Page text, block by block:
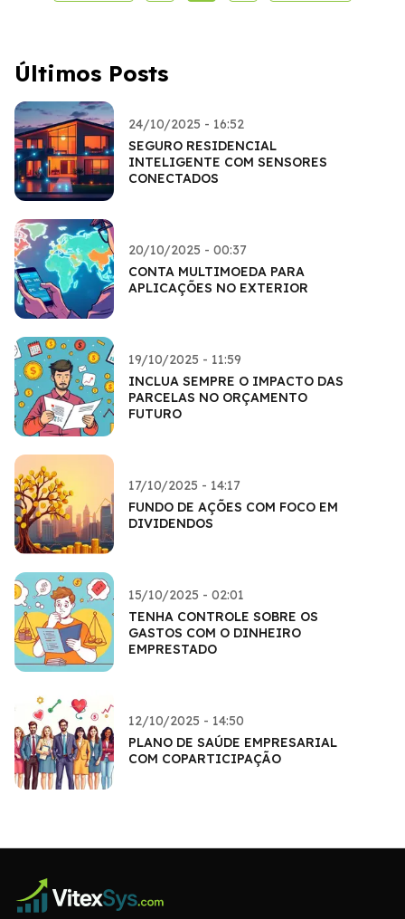
Últimos Posts
24/10/2025 - 16:52
SEGURO RESIDENCIAL
INTELIGENTE COM SENSORES
CONECTADOS
20/10/2025 - 00:37
CONTA MULTIMOEDA PARA
APLICAÇÕES NO EXTERIOR
19/10/2025 - 11:59
INCLUA SEMPRE O IMPACTO DAS
PARCELAS NO ORÇAMENTO
FUTURO
17/10/2025 - 14:17
FUNDO DE AÇÕES COM FOCO EM
DIVIDENDOS
15/10/2025 - 02:01
TENHA CONTROLE SOBRE OS
GASTOS COM O DINHEIRO
EMPRESTADO
12/10/2025 - 14:50
PLANO DE SAÚDE EMPRESARIAL
COM COPARTICIPAÇÃO